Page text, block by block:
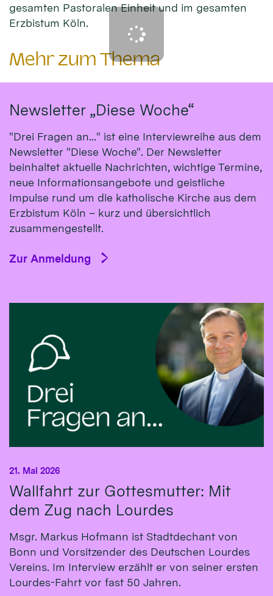
gesamten Pastoralen Einheit und im gesamten
Erzbistum Köln.
Mehr zum Thema
Newsletter „Diese Woche“
"Drei Fragen an..." ist eine Interviewreihe aus dem
Newsletter "Diese Woche". Der Newsletter
beinhaltet aktuelle Nachrichten, wichtige Termine,
neue Informationsangebote und geistliche
Impulse rund um die katholische Kirche aus dem
Erzbistum Köln – kurz und übersichtlich
zusammengestellt.
Zur Anmeldung
Wallfahrt zur Gottesmutter: Mit
dem Zug nach Lourdes
21. Mai 2026
Msgr. Markus Hofmann ist Stadtdechant von
Bonn und Vorsitzender des Deutschen Lourdes
Vereins. Im Interview erzählt er von seiner ersten
Lourdes-Fahrt vor fast 50 Jahren.